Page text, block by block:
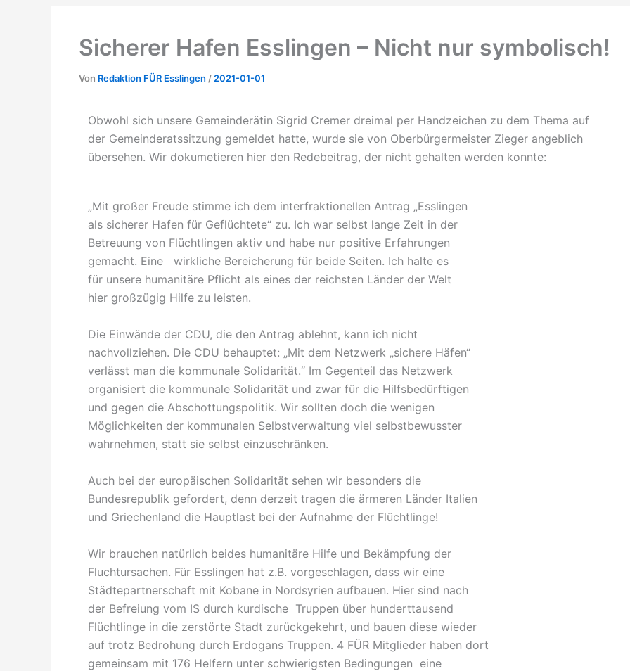
Sicherer Hafen Esslingen – Nicht nur symbolisch!
Von Redaktion FÜR Esslingen / 2021-01-01
Obwohl sich unsere Gemeinderätin Sigrid Cremer dreimal per Handzeichen zu dem Thema auf
der Gemeinderatssitzung gemeldet hatte, wurde sie von Oberbürgermeister Zieger angeblich
übersehen. Wir dokumetieren hier den Redebeitrag, der nicht gehalten werden konnte:
„Mit großer Freude stimme ich dem interfraktionellen Antrag „Esslingen
als sicherer Hafen für Geflüchtete“ zu. Ich war selbst lange Zeit in der
Betreuung von Flüchtlingen aktiv und habe nur positive Erfahrungen
gemacht. Eine wirkliche Bereicherung für beide Seiten. Ich halte es
für unsere humanitäre Pflicht als eines der reichsten Länder der Welt
hier großzügig Hilfe zu leisten.
Die Einwände der CDU, die den Antrag ablehnt, kann ich nicht
nachvollziehen. Die CDU behauptet: „Mit dem Netzwerk „sichere Häfen“
verlässt man die kommunale Solidarität.“ Im Gegenteil das Netzwerk
organisiert die kommunale Solidarität und zwar für die Hilfsbedürftigen
und gegen die Abschottungspolitik. Wir sollten doch die wenigen
Möglichkeiten der kommunalen Selbstverwaltung viel selbstbewusster
wahrnehmen, statt sie selbst einzuschränken.
Auch bei der europäischen Solidarität sehen wir besonders die
Bundesrepublik gefordert, denn derzeit tragen die ärmeren Länder Italien
und Griechenland die Hauptlast bei der Aufnahme der Flüchtlinge!
Wir brauchen natürlich beides humanitäre Hilfe und Bekämpfung der
Fluchtursachen. Für Esslingen hat z.B. vorgeschlagen, dass wir eine
Städtepartnerschaft mit Kobane in Nordsyrien aufbauen. Hier sind nach
der Befreiung vom IS durch kurdische Truppen über hunderttausend
Flüchtlinge in die zerstörte Stadt zurückgekehrt, und bauen diese wieder
auf trotz Bedrohung durch Erdogans Truppen. 4 FÜR Mitglieder haben dort
gemeinsam mit 176 Helfern unter schwierigsten Bedingungen eine